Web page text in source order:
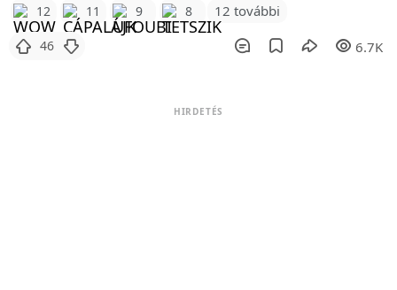
12 11 9 8 12 további
46 6.7K
HIRDETÉS